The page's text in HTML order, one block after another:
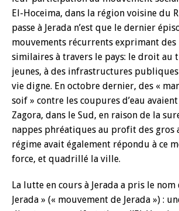
El-Hoceima, dans la région voisine du
passe à Jerada n’est que le dernier
mouvements récurrents exprimant
similaires à travers le pays: le droit au
jeunes, à des infrastructures publiques
vie digne. En octobre dernier, des «
soif » contre les coupures d’eau
Zagora, dans le Sud, en raison de la
nappes phréatiques au profit des gros
régime avait également répondu à ce
force, et quadrillé la ville.
La lutte en cours à Jerada a pris le
Jerada » (« mouvement de Jerada ») :